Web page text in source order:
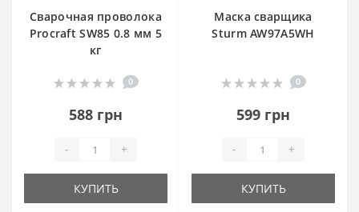
Сварочная проволока
Procraft SW85 0.8 мм 5
кг
0
588 грн
- +
КУПИТЬ
Маска сварщика
Sturm AW97A5WH
0
599 грн
- +
КУПИТЬ